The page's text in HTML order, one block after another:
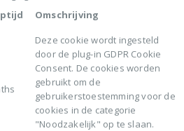
Omschrijving
Deze cookie wordt ingesteld
door de plug-in GDPR Cookie
Consent. De cookies worden
gebruikt om de
gebruikerstoestemming voor de
cookies in de categorie
"Noodzakelijk" op te slaan.